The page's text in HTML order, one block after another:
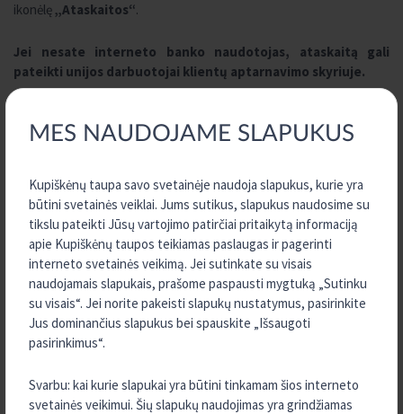
MES NAUDOJAME SLAPUKUS
Kupiškėnų taupa savo svetainėje naudoja slapukus, kurie yra
būtini svetainės veiklai. Jums sutikus, slapukus naudosime su
tikslu pateikti Jūsų vartojimo patirčiai pritaikytą informaciją
apie Kupiškėnų taupos teikiamas paslaugas ir pagerinti
interneto svetainės veikimą. Jei sutinkate su visais
naudojamais slapukais, prašome paspausti mygtuką „Sutinku
su visais“. Jei norite pakeisti slapukų nustatymus, pasirinkite
Jus dominančius slapukus bei spauskite „Išsaugoti
pasirinkimus“.
Svarbu: kai kurie slapukai yra būtini tinkamam šios interneto
svetainės veikimui. Šių slapukų naudojimas yra grindžiamas
ikonėlę „Ataskaitos“.
Jei nesate interneto banko naudotojas, ataskaitą gali
pateikti unijos darbuotojai klientų aptarnavimo skyriuje.
TURITE KLAUSIMŲ?
SUSISIEKITE SU MUMIS
KONTAKTAI